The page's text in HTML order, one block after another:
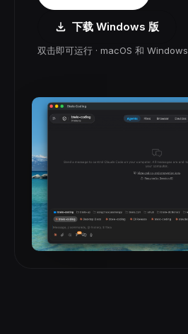
下载 Windows 版
双击即可运行 · macOS 和 Windows